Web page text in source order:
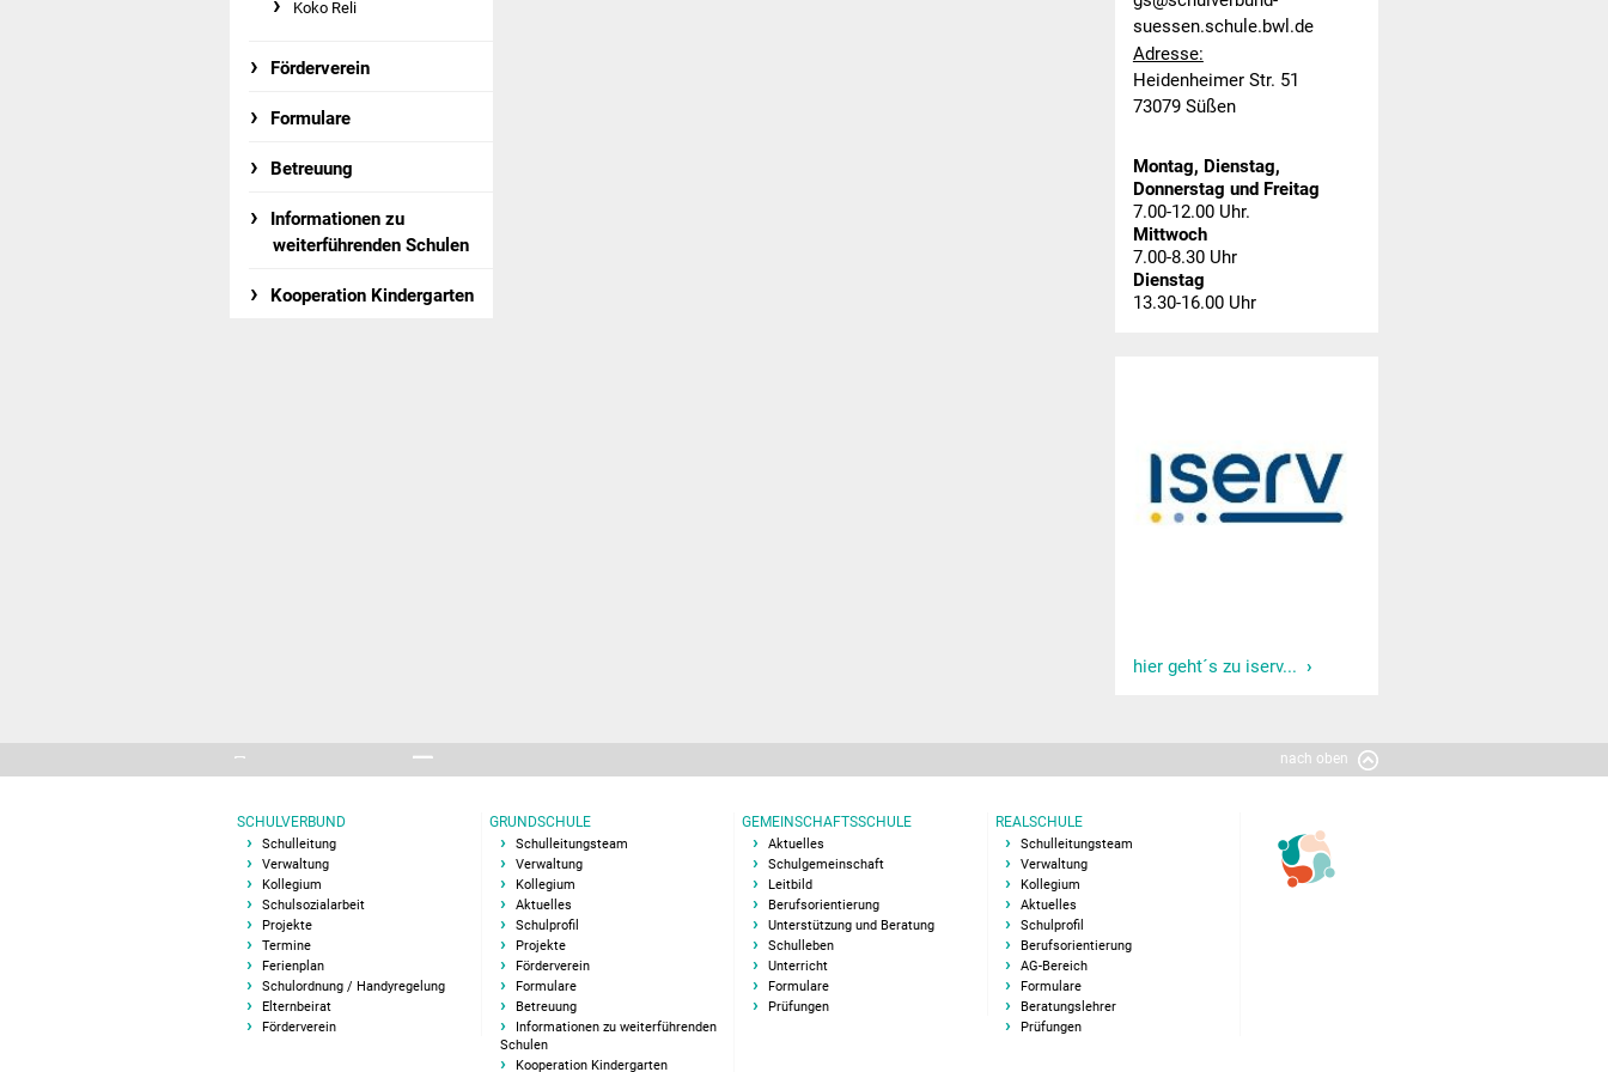
Koko Reli
Förderverein
Formulare
Betreuung
Informationen zu
weiterführenden Schulen
Kooperation Kindergarten
suessen.schule.bwl.de
Adresse:
Heidenheimer Str. 51
73079 Süßen
Montag, Dienstag,
Donnerstag und Freitag
7.00-12.00 Uhr.
Mittwoch
7.00-8.30 Uhr
Dienstag
13.30-16.00 Uhr
hier geht´s zu iserv...
nach oben
SCHULVERBUND
Schulleitung
Verwaltung
Kollegium
Schulsozialarbeit
Projekte
Termine
Ferienplan
Schulordnung / Handyregelung
Elternbeirat
Förderverein
GRUNDSCHULE
Schulleitungsteam
Verwaltung
Kollegium
Aktuelles
Schulprofil
Projekte
Förderverein
Formulare
Betreuung
Informationen zu weiterführenden
Schulen
Kooperation Kindergarten
GEMEINSCHAFTSSCHULE
Aktuelles
Schulgemeinschaft
Leitbild
Berufsorientierung
Unterstützung und Beratung
Schulleben
Unterricht
Formulare
Prüfungen
REALSCHULE
Schulleitungsteam
Verwaltung
Kollegium
Aktuelles
Schulprofil
Berufsorientierung
AG-Bereich
Formulare
Beratungslehrer
Prüfungen